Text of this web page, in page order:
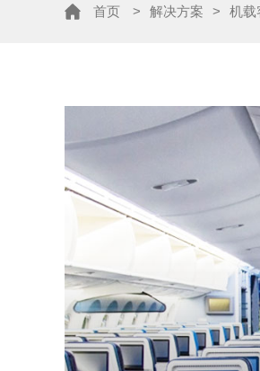
首页 > 解决方案 > 机载